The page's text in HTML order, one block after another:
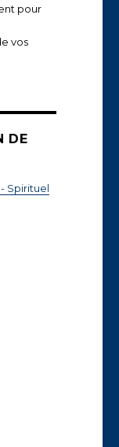
pour
vos
DE
Spirituel